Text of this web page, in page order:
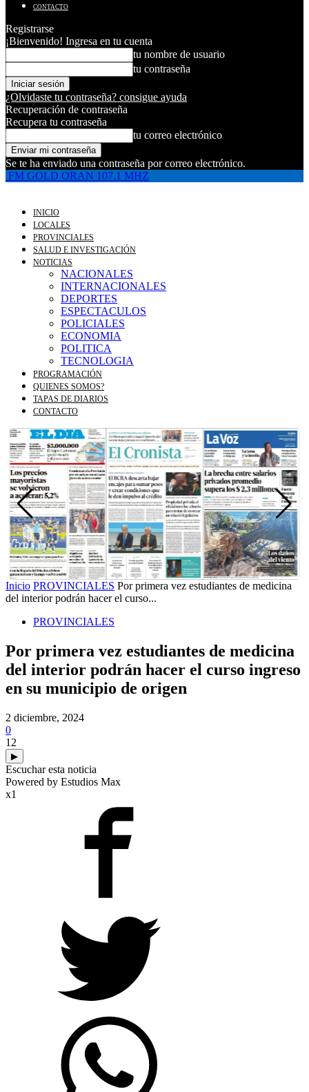
CONTACTO
Registrarse
¡Bienvenido! Ingresa en tu cuenta
tu nombre de usuario
tu contraseña
¿Olvidaste tu contraseña? consigue ayuda
Recuperación de contraseña
Recupera tu contraseña
tu correo electrónico
Se te ha enviado una contraseña por correo electrónico.
FM GOLD ORAN 107.1 MHZ
INICIO
LOCALES
PROVINCIALES
SALUD E INVESTIGACIÓN
NOTICIAS
NACIONALES
INTERNACIONALES
DEPORTES
ESPECTACULOS
POLICIALES
ECONOMIA
POLITICA
TECNOLOGIA
PROGRAMACIÓN
QUIENES SOMOS?
TAPAS DE DIARIOS
CONTACTO
Inicio PROVINCIALES Por primera vez estudiantes de medicina
del interior podrán hacer el curso...
PROVINCIALES
Por primera vez estudiantes de medicina
del interior podrán hacer el curso ingreso
en su municipio de origen
2 diciembre, 2024
0
12
▶
Escuchar esta noticia
Powered by Estudios Max
x1